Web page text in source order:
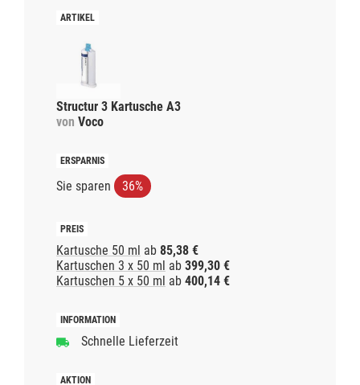
Structur 3 Kartusche A3
von Voco
Sie sparen 36%
Kartusche 50 ml ab 85,38 €
Kartuschen 3 x 50 ml ab 399,30 €
Kartuschen 5 x 50 ml ab 400,14 €
Schnelle Lieferzeit